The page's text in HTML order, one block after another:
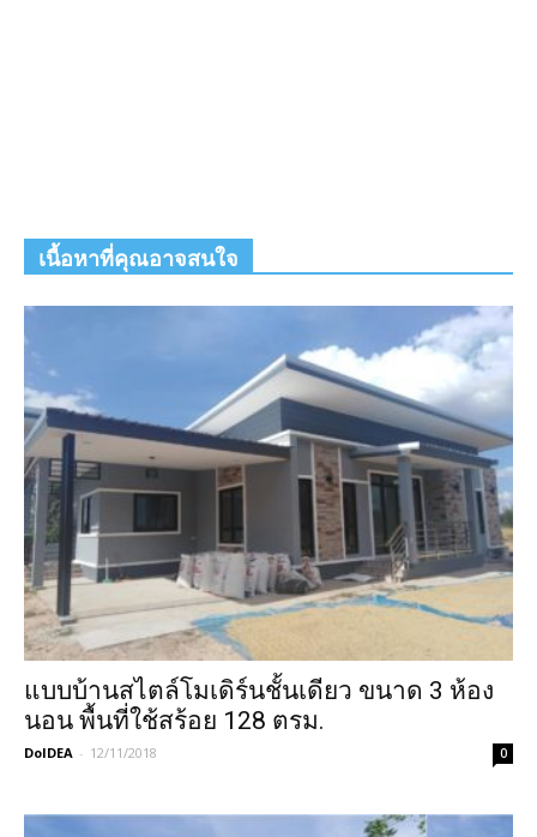
เนื้อหาที่คุณอาจสนใจ
แบบบ้านสไตล์โมเดิร์นชั้นเดียว ขนาด 3 ห้อง
นอน พื้นที่ใช้สร้อย 128 ตรม.
DoIDEA - 12/11/2018 0